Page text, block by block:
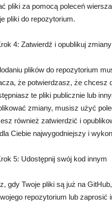
pliki za pomocą poleceń
pliki do repozytorium.
4: Zatwierdź i opublikuj zmiany
plików do repozytorium
że potwierdzasz, że chcesz
te pliki publicznie lub
zmiany, musisz użyć
również zatwierdzić i
Ciebie najwygodniejszy i
5: Udostępnij swój kod innym
gdy Twoje pliki są już na
repozytorium lub zaprosić